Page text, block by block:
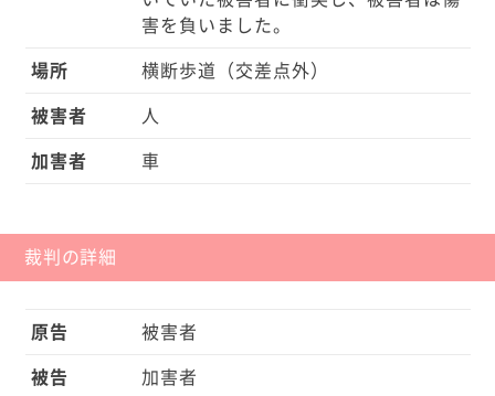
害を負いました。
場所 横断歩道（交差点外）
被害者 人
加害者 車
裁判の詳細
原告 被害者
被告 加害者